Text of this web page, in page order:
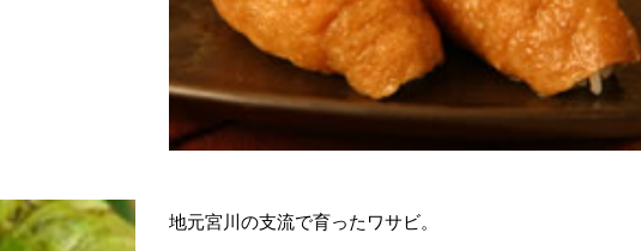
地元宮川の支流で育ったワサビ。